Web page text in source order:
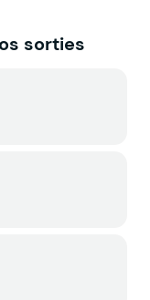
sorties